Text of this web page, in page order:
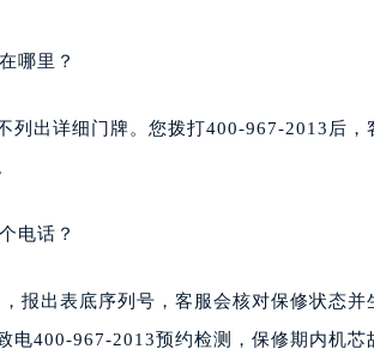
哪里？
列出详细门牌。您拨打400-967-2013后
电话？
报出表底序列号，客服会核对保修状态
400-967-2013预约检测，保修期内机芯